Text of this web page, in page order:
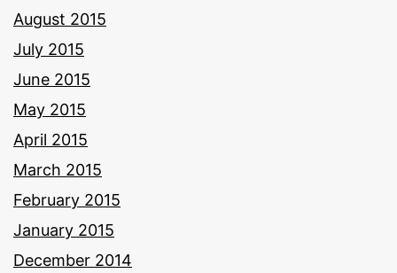
August 2015
July 2015
June 2015
May 2015
April 2015
March 2015
February 2015
January 2015
December 2014